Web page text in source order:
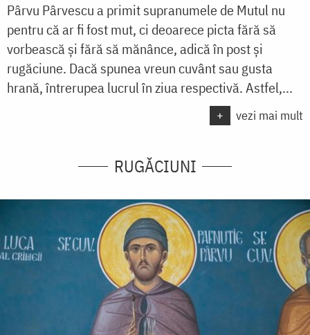
Pârvu Pârvescu a primit supranumele de Mutul nu
pentru că ar fi fost mut, ci deoarece picta fără să
vorbească și fără să mănânce, adică în post şi
rugăciune. Dacă spunea vreun cuvânt sau gusta
hrană, întrerupea lucrul în ziua respectivă. Astfel,...
+ vezi mai mult
RUGĂCIUNI